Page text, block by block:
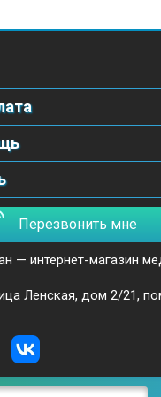
Перезвонить мне
— интернет-магазин
Ленская, дом 2/21,